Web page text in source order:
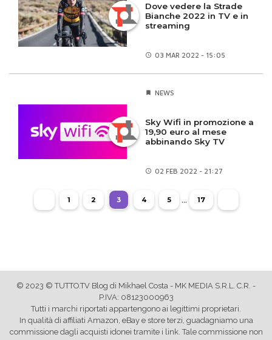
Dove vedere la Strade
Bianche 2022 in TV e in
streaming
03 MAR 2022 - 15:05
NEWS
Sky Wifi in promozione a
19,90 euro al mese
abbinando Sky TV
02 FEB 2022 - 21:27
1 2 3 4 5 ... 17
© 2023 © TUTTO.TV Blog di Mikhael Costa - MK MEDIA S.R.L. C.R. -
P.IVA: 08123000963
Tutti i marchi riportati appartengono ai legittimi proprietari.
In qualità di affiliati Amazon, eBay e store terzi, guadagniamo una
commissione dagli acquisti idonei tramite i link. Tale commissione non